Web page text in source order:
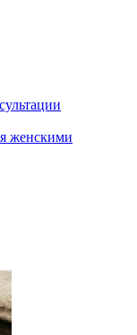
женскими